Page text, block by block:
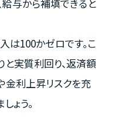
給与から補填できると
は100かゼロです。こ
と実質利回り、返済額
金利上昇リスクを充
ょう。